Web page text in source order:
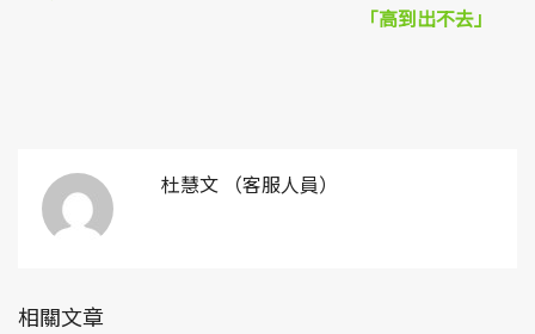
「高到出不去」
杜慧文 （客服人員）
相關文章